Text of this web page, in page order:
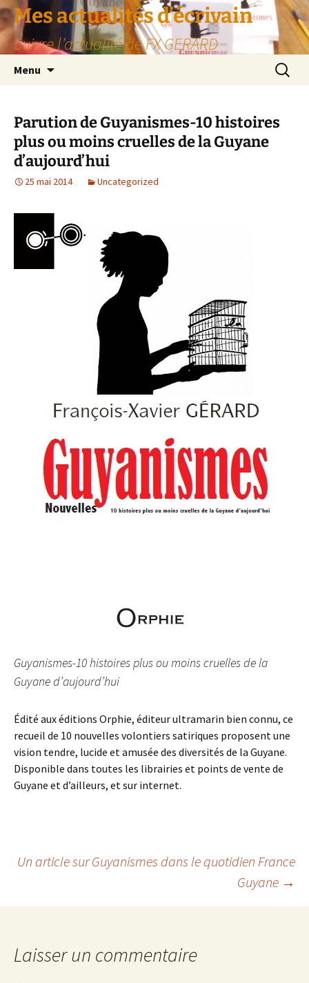
Aller
au
contenu
Mes actualités d’écrivain
Suivre l’actualité de FX GERARD
Menu
Parution de Guyanismes-10 histoires
plus ou moins cruelles de la Guyane
d’aujourd’hui
25 mai 2014 Uncategorized
Guyanismes-10 histoires plus ou moins cruelles de la
Guyane d’aujourd’hui
Édité aux éditions Orphie, éditeur ultramarin bien connu, ce
recueil de 10 nouvelles volontiers satiriques proposent une
vision tendre, lucide et amusée des diversités de la Guyane.
Disponible dans toutes les librairies et points de vente de
Guyane et d’ailleurs, et sur internet.
Navigation
des
articles
Un article sur Guyanismes dans le quotidien France
Guyane →
Laisser un commentaire